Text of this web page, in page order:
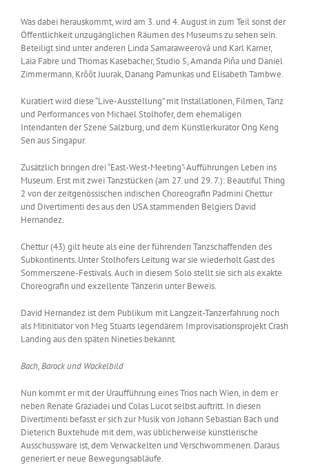
Was dabei herauskommt, wird am 3. und 4. August in zum Teil sonst der
Öffentlichkeit unzugänglichen Räumen des Museums zu sehen sein.
Beteiligt sind unter anderen Linda Samaraweerová und Karl Karner,
Laia Fabre und Thomas Kasebacher, Studio 5, Amanda Piña und Daniel
Zimmermann, Krõõt Juurak, Danang Pamunkas und Elisabeth Tambwe.
Kuratiert wird diese “Live-Ausstellung” mit Installationen, Filmen, Tanz
und Performances von Michael Stolhofer, dem ehemaligen
Intendanten der Szene Salzburg, und dem Künstlerkurator Ong Keng
Sen aus Singapur.
Zusätzlich bringen drei “East-West-Meeting”-Aufführungen Leben ins
Museum. Erst mit zwei Tanzstücken (am 27. und 29. 7.): Beautiful Thing
2 von der zeitgenössischen indischen Choreografin Padmini Chettur
und Divertimenti des aus den USA stammenden Belgiers David
Hernandez.
Chettur (43) gilt heute als eine der führenden Tanzschaffenden des
Subkontinents. Unter Stolhofers Leitung war sie wiederholt Gast des
Sommerszene-Festivals. Auch in diesem Solo stellt sie sich als exakte
Choreografin und exzellente Tänzerin unter Beweis.
David Hernandez ist dem Publikum mit Langzeit-Tanzerfahrung noch
als Mitinitiator von Meg Stuarts legendärem Improvisationsprojekt Crash
Landing aus den späten Nineties bekannt.
Bach, Barock und Wackelbild
Nun kommt er mit der Uraufführung eines Trios nach Wien, in dem er
neben Renate Graziadei und Colas Lucot selbst auftritt. In diesen
Divertimenti befasst er sich zur Musik von Johann Sebastian Bach und
Dieterich Buxtehude mit dem, was üblicherweise künstlerische
Ausschussware ist, dem Verwackelten und Verschwommenen. Daraus
generiert er neue Bewegungsabläufe.